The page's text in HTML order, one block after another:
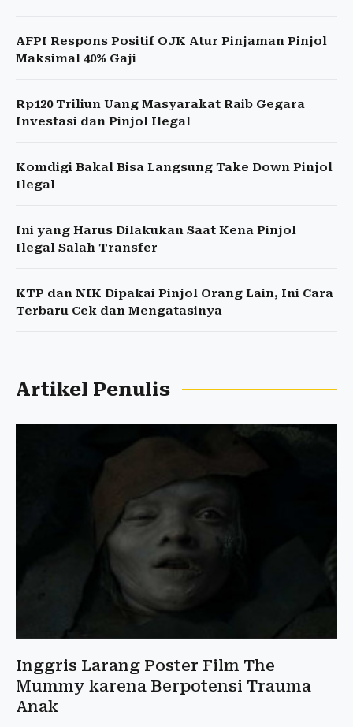
AFPI Respons Positif OJK Atur Pinjaman Pinjol
Maksimal 40% Gaji
Rp120 Triliun Uang Masyarakat Raib Gegara
Investasi dan Pinjol Ilegal
Komdigi Bakal Bisa Langsung Take Down Pinjol
Ilegal
Ini yang Harus Dilakukan Saat Kena Pinjol
Ilegal Salah Transfer
KTP dan NIK Dipakai Pinjol Orang Lain, Ini Cara
Terbaru Cek dan Mengatasinya
Artikel Penulis
Inggris Larang Poster Film The
Mummy karena Berpotensi Trauma
Anak